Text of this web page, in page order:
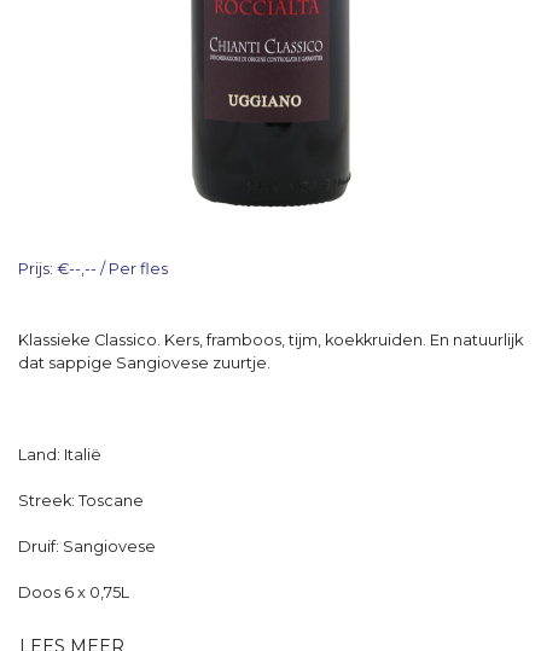
Prijs: €--,-- / Per fles
Klassieke Classico. Kers, framboos, tijm, koekkruiden. En natuurlijk
dat sappige Sangiovese zuurtje.
Land: Italië
Streek: Toscane
Druif: Sangiovese
Doos 6 x 0,75L
LEES MEER